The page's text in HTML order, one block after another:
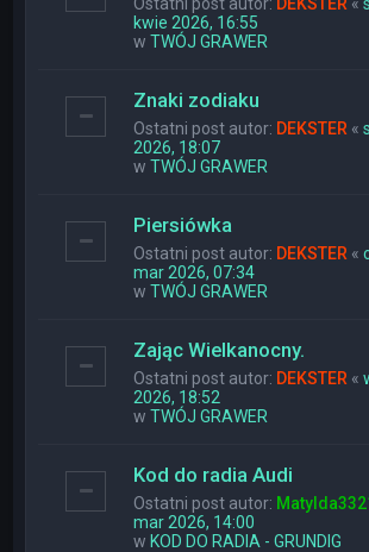
kwie 2026, 16:55
wTWÓJ GRAWER
Znaki zodiaku
Ostatni post autor: DEKSTER «
2026, 18:07
wTWÓJ GRAWER
Piersiówka
Ostatni post autor: DEKSTER «
mar 2026, 07:34
wTWÓJ GRAWER
Zając Wielkanocny.
Ostatni post autor: DEKSTER «
2026, 18:52
wTWÓJ GRAWER
Kod do radia Audi
Ostatni post autor:
mar 2026, 14:00
w KOD DO RADIA - GRUNDIG